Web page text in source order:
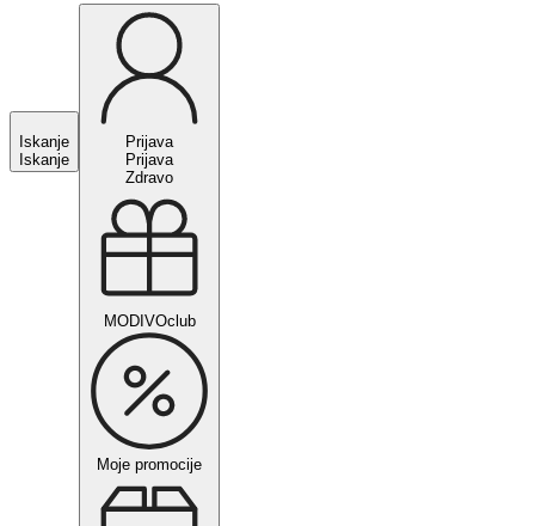
Iskanje
Iskanje
Prijava
Prijava
Zdravo
MODIVOclub
Moje promocije